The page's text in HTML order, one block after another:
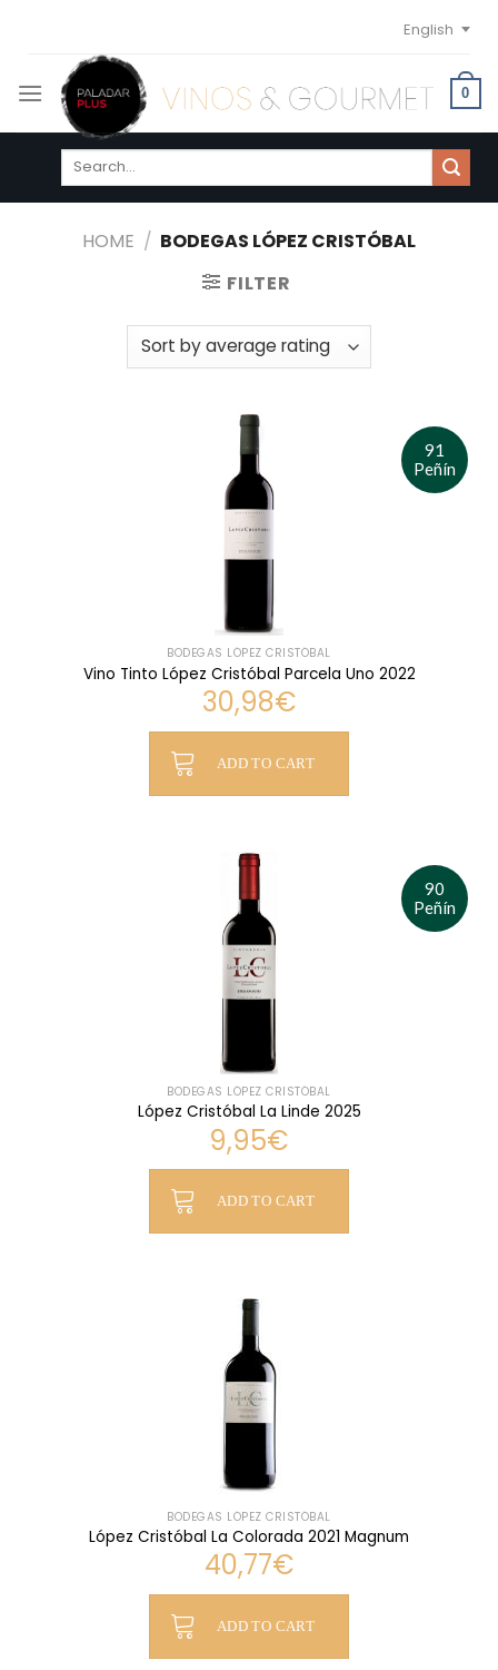
content
English
0
Search
HOME / BODEGAS LÓPEZ CRISTÓBAL
FILTER
91
Peñín
BODEGAS LÓPEZ CRISTÓBAL
Vino Tinto López Cristóbal Parcela Uno 2022
30,98€
ADD TO CART
90
Peñín
BODEGAS LÓPEZ CRISTÓBAL
López Cristóbal La Linde 2025
9,95€
ADD TO CART
BODEGAS LÓPEZ CRISTÓBAL
López Cristóbal La Colorada 2021 Magnum
40,77€
ADD TO CART